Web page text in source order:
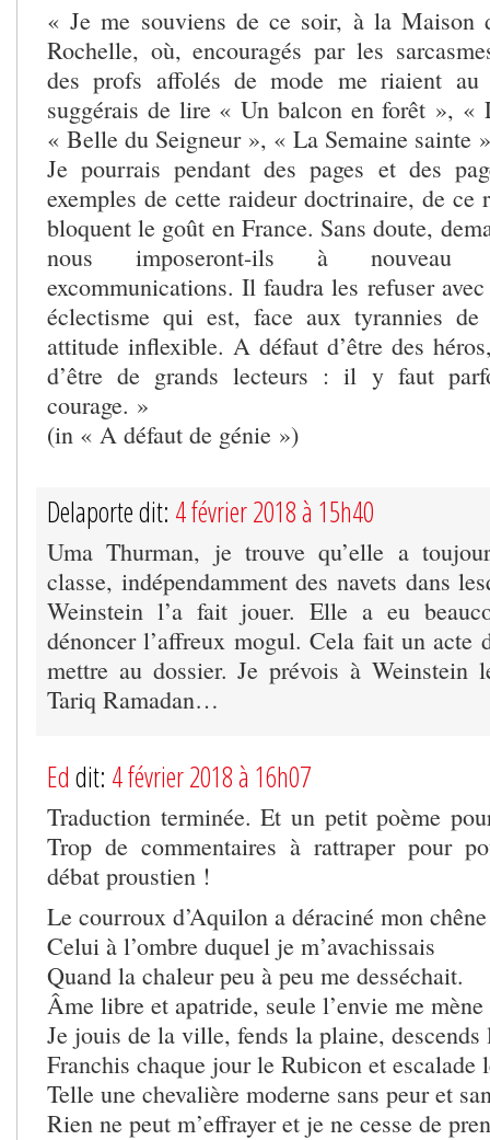
« Je me souviens de ce soir, à la Maison
Rochelle, où, encouragés par les
des profs affolés de mode me riaient
suggérais de lire « Un balcon en forêt », «
« Belle du Seigneur », « La Semaine sainte
Je pourrais pendant des pages et des
exemples de cette raideur doctrinaire, de ce
bloquent le goût en France. Sans doute,
nous imposeront-ils à nouveau
excommunications. Il faudra les refuser
éclectisme qui est, face aux tyrannies
attitude inflexible. A défaut d’être des
d’être de grands lecteurs : il y faut
courage. »
(in « A défaut de génie »)
Delaporte dit: 4 février 2018 à 15h40
Uma Thurman, je trouve qu’elle a
classe, indépendamment des navets dans
Weinstein l’a fait jouer. Elle a eu
dénoncer l’affreux mogul. Cela fait un acte
mettre au dossier. Je prévois à Weinstein
Tariq Ramadan…
Ed dit: 4 février 2018 à 16h07
Traduction terminée. Et un petit poème
Trop de commentaires à rattraper pour
débat proustien !
Le courroux d’Aquilon a déraciné mon chêne
Celui à l’ombre duquel je m’avachissais
Quand la chaleur peu à peu me desséchait.
Âme libre et apatride, seule l’envie me mène
Je jouis de la ville, fends la plaine,
Franchis chaque jour le Rubicon et escalade
Telle une chevalière moderne sans peur et
Rien ne peut m’effrayer et je ne cesse de